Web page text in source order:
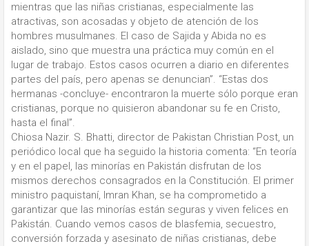
mientras que las niñas cristianas, especialmente las
atractivas, son acosadas y objeto de atención de los
hombres musulmanes. El caso de Sajida y Abida no es
aislado, sino que muestra una práctica muy común en el
lugar de trabajo. Estos casos ocurren a diario en diferentes
partes del país, pero apenas se denuncian”. “Estas dos
hermanas -concluye- encontraron la muerte sólo porque eran
cristianas, porque no quisieron abandonar su fe en Cristo,
hasta el final”.
Chiosa Nazir. S. Bhatti, director de Pakistan Christian Post, un
periódico local que ha seguido la historia comenta: “En teoría
y en el papel, las minorías en Pakistán disfrutan de los
mismos derechos consagrados en la Constitución. El primer
ministro paquistaní, Imran Khan, se ha comprometido a
garantizar que las minorías están seguras y viven felices en
Pakistán. Cuando vemos casos de blasfemia, secuestro,
conversión forzada y asesinato de niñas cristianas, debe